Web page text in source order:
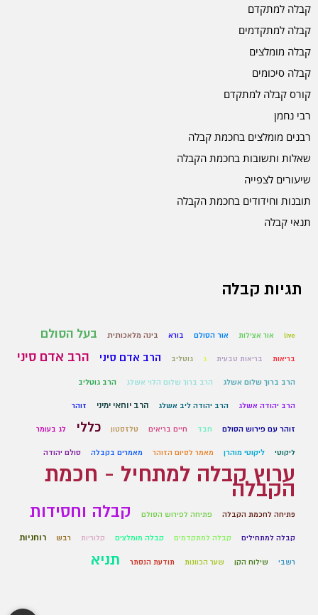
קבלה למתקדם
קבלה למתקדמים
קבלה מומלצים
קבלה סיכומים
קורס קבלה למתקדם
רבי נחמן
רבנים מומלצים בחכמת קבלה
שאלות ותשובות בחכמת הקבלה
שיעורים לצפייה
תובנות וחידודים בחכמת הקבלה
תנאי קבלה
תגיות קבלה
live אור אצילות אור הסולם בורא בינה מלאכותית בעל הסולם
בריאות בריאות טבעית ג גוטליב הרב אדם סיני הרב אדם סיני
הרב ברוך שלום אשלג הרב ברוך שלום הלוי אשלג הרב גוטליב
הרב יהודה אשלג הרב יהודה ליב אשלג הרב יוחאי ימיני זוהר
זוהר עם פירוש הסולם חבד חיים בריאים טלזסטון כללי לג בעומר
ליקוטי ליקוטי מוהרן מאמר לסיום הזוהר מאמרים בקבלה סולם יהודה
ערוץ קבלה למתחיל - חכמת
הקבלה
פתיחה לחכמת הקבלה פתיחה לפירוש הסולם קבלה וחסידות
קבלה למתחילים קבלה למתקדמים קבלה מומלצים קלוריות רבש רוחניות
רשבי שילוח הקן שער הכוונות תודעת הנסתר תניא